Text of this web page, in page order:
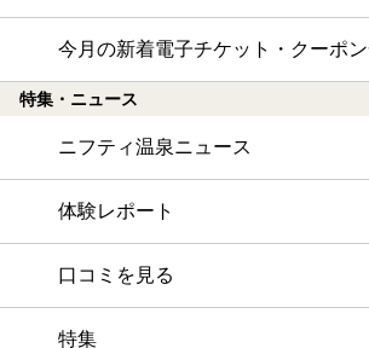
今月の新着電子チケット・クーポ
特集・ニュース
ニフティ温泉ニュース
体験レポート
口コミを見る
特集